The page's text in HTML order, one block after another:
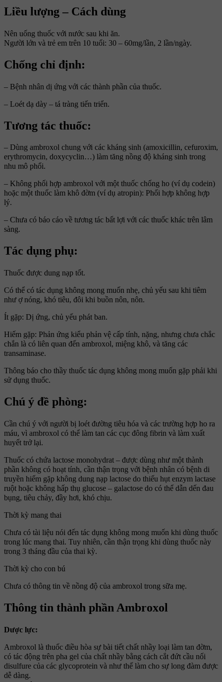
Liều lượng – Cách dùng
Nên uống thuốc với nước sau khi ăn.
Người lớn và trẻ em trên 10 tuổi: 30 – 60mg/lần, 2 lần/ngày.
Chống chỉ định:
– Bệnh nhân dị ứng với các thành phần của thuốc.
– Loét dạ dày – tá tràng tiến triển.
Tương tác thuốc:
– Dùng ambroxol chung với các kháng sinh (amoxicillin, cefuroxim,
erythromycin, doxycyclin…) làm tăng nồng độ kháng sinh trong
nhu mô phổi.
– Không phối hợp ambroxol với một thuốc chống ho (ví dụ codein)
hoặc một thuốc làm khô đờm (ví dụ atropin): Phối hợp không hợp
lý.
– Chưa có báo cáo về tương tác bất lợi với các thuốc khác trên lâm
sàng.
Tác dụng phụ:
Thuốc được dung nạp tốt.
Có thể có tác dụng không mong muốn nhẹ, chủ yếu sau khi tiêm
như ợ nóng, khó tiêu, đôi khi buồn nôn, nôn.
Ít gặp: Dị ứng, chủ yếu phát ban.
Hiếm gặp: Phản ứng kiểu phản vệ cấp tính, nặng, nhưng chưa chắc
chắn là có liên quan đến ambroxol, miệng khô, và tăng các
transaminase.
Thông báo cho thầy thuốc tác dụng không mong muốn gặp phải khi
sử dụng thuốc.
Chú ý đề phòng:
Cần chú ý với người bị loét đường tiêu hóa và các trường hợp ho ra
máu, vì ambroxol có thể làm tan các cục đông fibrin và làm xuất
huyết trở lại.
Thuốc có chứa lactose monohydrat – được dùng như một thành
phần không có hoạt tính, cần thận trọng với bệnh nhân có bệnh di
truyền hiếm gặp không dung nạp lactose do thiếu hụt enzym lactase
ruột hoặc không hấp thụ glucose – galactose do có thể dẫn dến đau
bụng, tiêu chảy, đầy hơi, khó chịu.
Thời kỳ mang thai
Chưa có tài liệu nói đến tác dụng không mong muốn khi dùng thuốc
trong lúc mang thai. Tuy nhiên, cần thận trọng khi dùng thuốc này
trong 3 tháng đầu của thai kỳ.
Thời kỳ cho con bú
Chưa có thông tin về nồng độ của ambroxol trong sữa mẹ.
Thông tin thành phần Ambroxol
Dược lực:
Ambroxol là thuốc điều hòa sự bài tiết chất nhầy loại làm tan đờm,
có tác động trên pha gel của chất nhầy bằng cách cắt đứt cầu nối
disulfure của các glycoprotein và như thế làm cho sự long đàm được
dễ dàng.